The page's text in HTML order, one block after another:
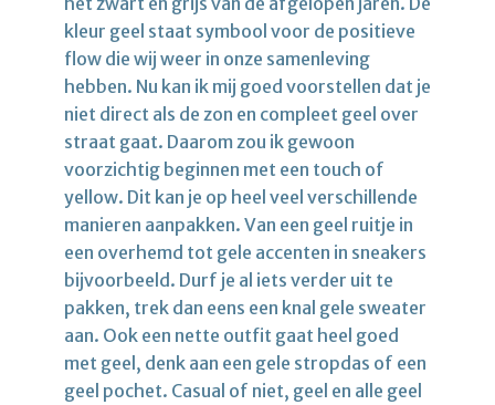
kleur geel staat symbool voor de positieve
flow die wij weer in onze samenleving
hebben. Nu kan ik mij goed voorstellen dat je
niet direct als de zon en compleet geel over
straat gaat. Daarom zou ik gewoon
voorzichtig beginnen met een touch of
yellow. Dit kan je op heel veel verschillende
manieren aanpakken. Van een geel ruitje in
een overhemd tot gele accenten in sneakers
bijvoorbeeld. Durf je al iets verder uit te
pakken, trek dan eens een knal gele sweater
aan. Ook een nette outfit gaat heel goed
met geel, denk aan een gele stropdas of een
geel pochet. Casual of niet, geel en alle geel